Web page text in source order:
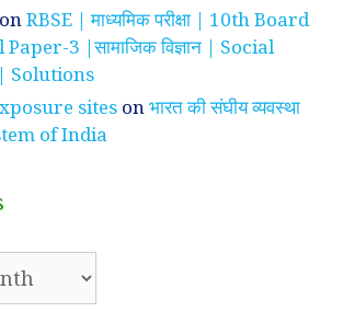
onRBSE | माध्यमिक परीक्षा | 10th Board
3 |सामाजिक विज्ञान | Social
Solutions
sites onभारत की संघीय व्यवस्था
of India